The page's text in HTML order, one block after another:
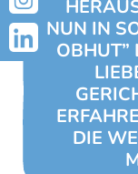
NUN IN
OBHUT”
DIE